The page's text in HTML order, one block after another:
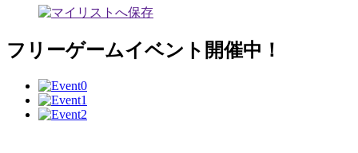
フリーゲームイベント開催中！